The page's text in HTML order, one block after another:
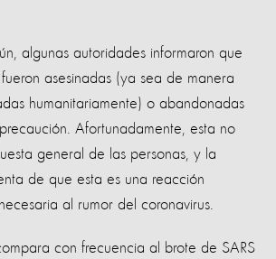
algunas autoridades informaron que
asesinadas (ya sea de manera
humanitariamente) o abandonadas
Afortunadamente, esta no
general de las personas, y la
de que esta es una reacción
al rumor del coronavirus.
con frecuencia al brote de SARS